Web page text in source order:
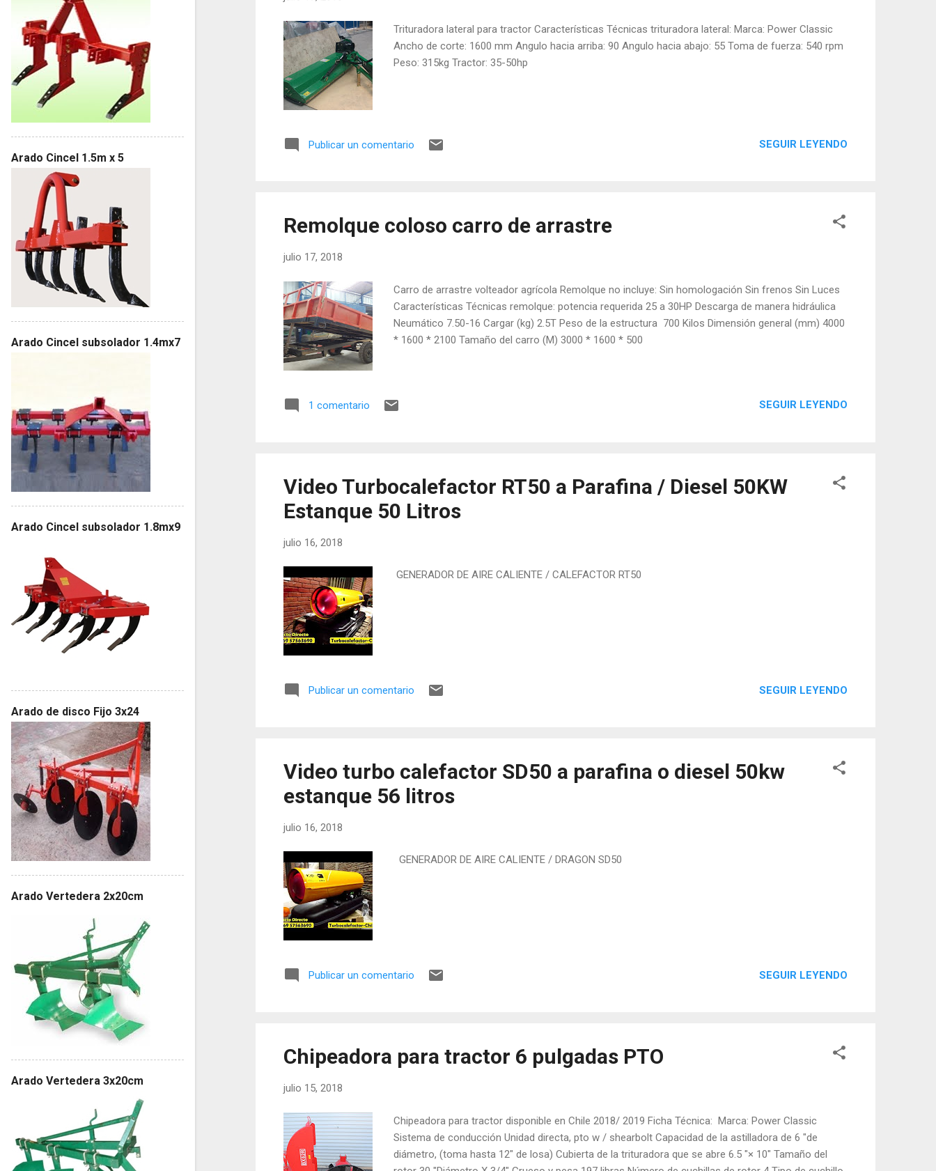
Trituradora lateral para tractor Características Técnicas trituradora lateral: Marca: Power Classic
Ancho de corte: 1600 mm Angulo hacia arriba: 90 Angulo hacia abajo: 55 Toma de fuerza: 540 rpm
Peso: 315kg Tractor: 35-50hp
Publicar un comentario SEGUIR LEYENDO
Remolque coloso carro de arrastre
julio 17, 2018
Carro de arrastre volteador agrícola Remolque no incluye: Sin homologación Sin frenos Sin Luces
Características Técnicas remolque: potencia requerida 25 a 30HP Descarga de manera hidráulica
Neumático 7.50-16 Cargar (kg) 2.5T Peso de la estructura 700 Kilos Dimensión general (mm) 4000
* 1600 * 2100 Tamaño del carro (M) 3000 * 1600 * 500
1 comentario SEGUIR LEYENDO
Video Turbocalefactor RT50 a Parafina / Diesel 50KW
Estanque 50 Litros
julio 16, 2018
GENERADOR DE AIRE CALIENTE / CALEFACTOR RT50
Publicar un comentario SEGUIR LEYENDO
Video turbo calefactor SD50 a parafina o diesel 50kw
estanque 56 litros
julio 16, 2018
GENERADOR DE AIRE CALIENTE / DRAGON SD50
Publicar un comentario SEGUIR LEYENDO
Chipeadora para tractor 6 pulgadas PTO
julio 15, 2018
Chipeadora para tractor disponible en Chile 2018/ 2019 Ficha Técnica: Marca: Power Classic
Sistema de conducción Unidad directa, pto w / shearbolt Capacidad de la astilladora de 6 "de
diámetro, (toma hasta 12" de losa) Cubierta de la trituradora que se abre 6.5 "× 10" Tamaño del
Arado Cincel 1.5m x 5
Arado Cincel subsolador 1.4mx7
Arado Cincel subsolador 1.8mx9
Arado de disco Fijo 3x24
Arado Vertedera 2x20cm
Arado Vertedera 3x20cm